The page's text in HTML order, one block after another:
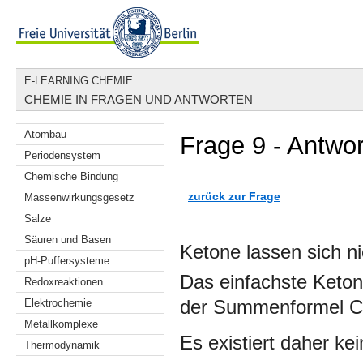
E-LEARNING CHEMIE
CHEMIE IN FRAGEN UND ANTWORTEN
Atombau
Periodensystem
Chemische Bindung
Massenwirkungsgesetz
Salze
Säuren und Basen
pH-Puffersysteme
Redoxreaktionen
Elektrochemie
Metallkomplexe
Thermodynamik
Frage 9 -
zurück zur Frage
Ketone lassen sich
Das einfachste
der Summenformel C
Es existiert daher